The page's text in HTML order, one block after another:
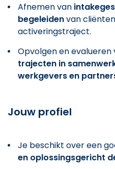
Afnemen van
begeleidenvan
activeringstraject.
Opvolgen en evalueren
trajecten in
werkgevers en
Jouw profiel
Je beschikt over een
en oplossingsgericht